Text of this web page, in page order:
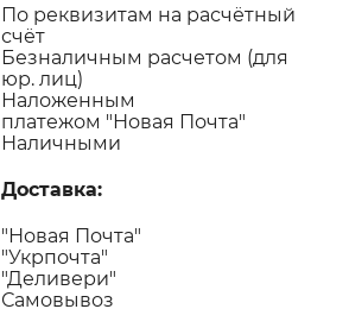
По реквизитам на расчётный
счёт
Безналичным расчетом (для
юр. лиц)
Наложенным
платежом "Новая Почта"
Наличными
Доставка:
"Новая Почта"
"Укрпочта"
"Деливери"
Самовывоз